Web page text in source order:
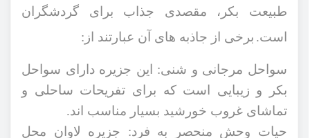
طبیعت بکر، مقصدی جذاب برای گردشگران
است. برخی از جاذبه ‌های آن عبارتند از:
سواحل مرجانی و شنی: این جزیره دارای سواحل
بکر و زیبایی است که برای تفریحات ساحلی و
تماشای غروب خورشید بسیار مناسب ‌اند.
حیات وحش منحصر‌ به ‌فرد: جزیره لاوان محل